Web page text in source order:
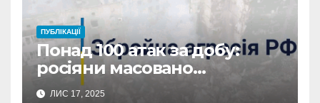
ПУБЛІКАЦІЇ
Понад 100 атак за добу:
росіяни масовано
обстріляли Сумщину
ЛИС 17, 2025